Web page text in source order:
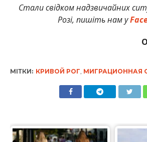
Стали свідком надзвичайних
Розі, пишіть нам у
МІТКИ: КРИВОЙ РОГ, МИГРАЦИОННАЯ